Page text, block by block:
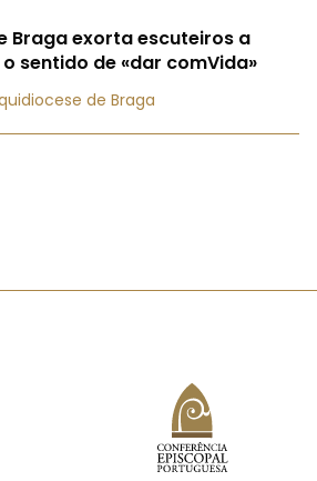
Braga exorta escuteiros a
sentido de «dar comVida»
de Braga